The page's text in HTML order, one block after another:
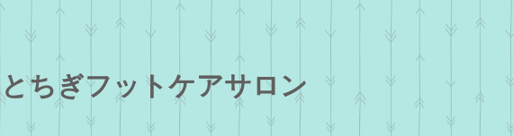
とちぎフットケア​​サロン